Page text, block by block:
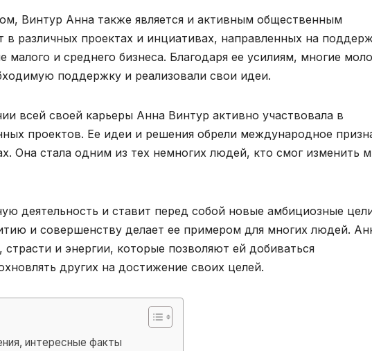
Винтур Анна также является и активным общественным
в различных проектах и инциативах, направленных на
малого и среднего бизнеса. Благодаря ее усилиям, многие
поддержку и реализовали свои идеи.
всей своей карьеры Анна Винтур активно участвовала в
проектов. Ее идеи и решения обрели международное
Она стала одним из тех немногих людей, кто смог изменить
деятельность и ставит перед собой новые амбициозные
и совершенству делает ее примером для многих людей.
и энергии, которые позволяют ей добиваться
других на достижение своих целей.
интересные факты